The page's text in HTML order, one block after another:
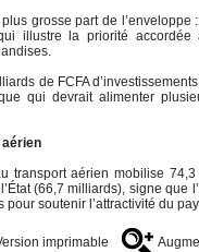
grosse part de l’enveloppe
illustre la priorité accordée
de FCFA
qui devrait alimenter
transport aérien mobilise
(66,7 milliards), signe que
soutenir l’attractivité du
imprimable